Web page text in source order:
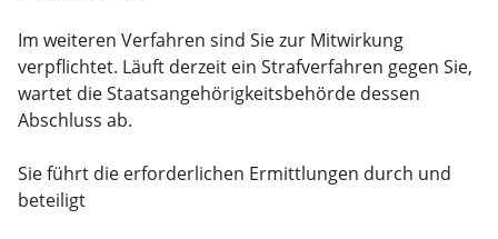
Im weiteren Verfahren sind Sie zur Mitwirkung
verpflichtet. Läuft derzeit ein Strafverfahren gegen Sie,
wartet die Staatsangehörigkeitsbehörde dessen
Abschluss ab.
Sie führt die erforderlichen Ermittlungen durch und
beteiligt